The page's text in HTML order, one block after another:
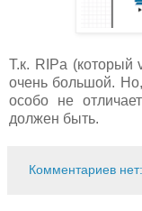
Т.к. RIPа (который
очень большой.
особо не
должен быть.
Комментариев нет: